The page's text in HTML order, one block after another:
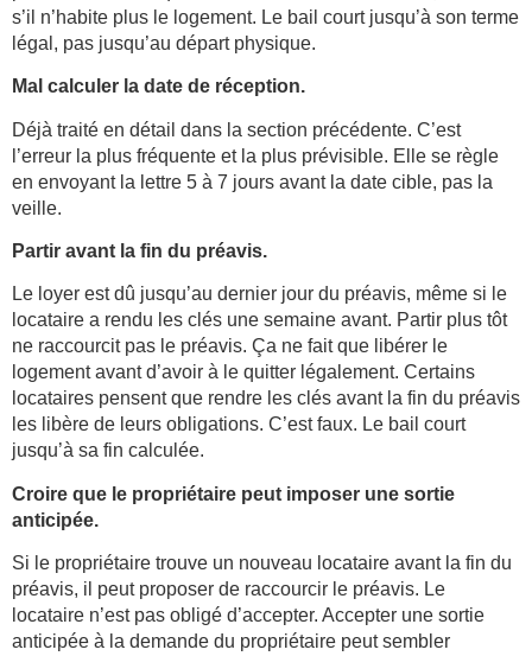
s’il n’habite plus le logement. Le bail court jusqu’à son terme
légal, pas jusqu’au départ physique.
Mal calculer la date de réception.
Déjà traité en détail dans la section précédente. C’est
l’erreur la plus fréquente et la plus prévisible. Elle se règle
en envoyant la lettre 5 à 7 jours avant la date cible, pas la
veille.
Partir avant la fin du préavis.
Le loyer est dû jusqu’au dernier jour du préavis, même si le
locataire a rendu les clés une semaine avant. Partir plus tôt
ne raccourcit pas le préavis. Ça ne fait que libérer le
logement avant d’avoir à le quitter légalement. Certains
locataires pensent que rendre les clés avant la fin du préavis
les libère de leurs obligations. C’est faux. Le bail court
jusqu’à sa fin calculée.
Croire que le propriétaire peut imposer une sortie
anticipée.
Si le propriétaire trouve un nouveau locataire avant la fin du
préavis, il peut proposer de raccourcir le préavis. Le
locataire n’est pas obligé d’accepter. Accepter une sortie
anticipée à la demande du propriétaire peut sembler